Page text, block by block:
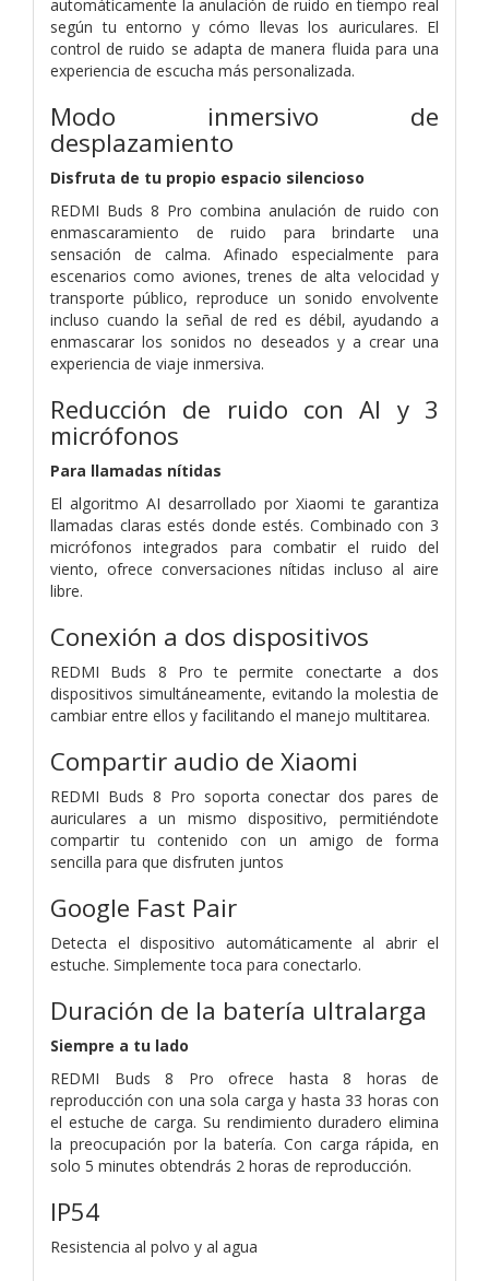
automáticamente la anulación de ruido en tiempo real
según tu entorno y cómo llevas los auriculares. El
control de ruido se adapta de manera fluida para una
experiencia de escucha más personalizada.
Modo inmersivo de
desplazamiento
Disfruta de tu propio espacio silencioso
REDMI Buds 8 Pro combina anulación de ruido con
enmascaramiento de ruido para brindarte una
sensación de calma. Afinado especialmente para
escenarios como aviones, trenes de alta velocidad y
transporte público, reproduce un sonido envolvente
incluso cuando la señal de red es débil, ayudando a
enmascarar los sonidos no deseados y a crear una
experiencia de viaje inmersiva.
Reducción de ruido con AI y 3
micrófonos
Para llamadas nítidas
El algoritmo AI desarrollado por Xiaomi te garantiza
llamadas claras estés donde estés. Combinado con 3
micrófonos integrados para combatir el ruido del
viento, ofrece conversaciones nítidas incluso al aire
libre.
Conexión a dos dispositivos
REDMI Buds 8 Pro te permite conectarte a dos
dispositivos simultáneamente, evitando la molestia de
cambiar entre ellos y facilitando el manejo multitarea.
Compartir audio de Xiaomi
REDMI Buds 8 Pro soporta conectar dos pares de
auriculares a un mismo dispositivo, permitiéndote
compartir tu contenido con un amigo de forma
sencilla para que disfruten juntos
Google Fast Pair
Detecta el dispositivo automáticamente al abrir el
estuche. Simplemente toca para conectarlo.
Duración de la batería ultralarga
Siempre a tu lado
REDMI Buds 8 Pro ofrece hasta 8 horas de
reproducción con una sola carga y hasta 33 horas con
el estuche de carga. Su rendimiento duradero elimina
la preocupación por la batería. Con carga rápida, en
solo 5 minutes obtendrás 2 horas de reproducción.
IP54
Resistencia al polvo y al agua